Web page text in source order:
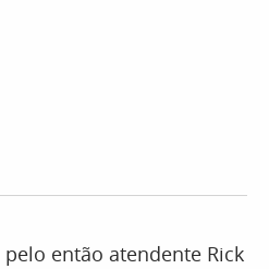
então atendente Rick